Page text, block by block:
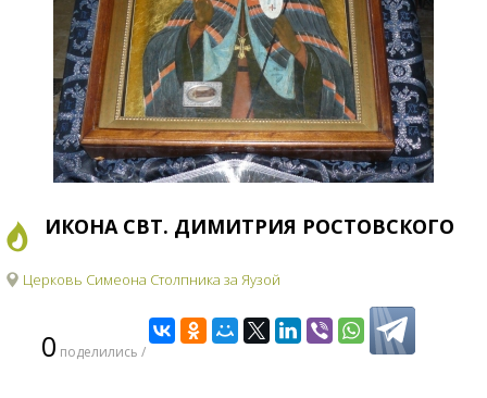
ИКОНА СВТ. ДИМИТРИЯ РОСТОВСКОГО
Церковь Симеона Столпника за Яузой
0 поделились /